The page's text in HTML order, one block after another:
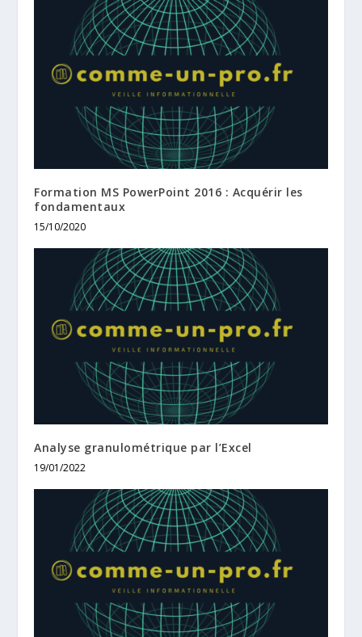
Formation MS PowerPoint 2016 : Acquérir les
fondamentaux
15/10/2020
Analyse granulométrique par l’Excel
19/01/2022